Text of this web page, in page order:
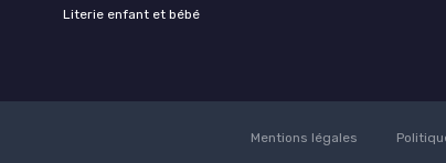
Literie enfant et bébé
Mentions légales